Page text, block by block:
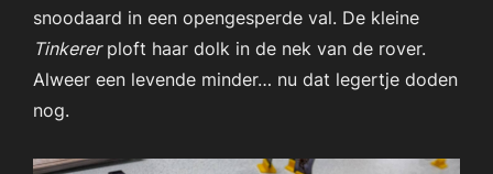
snoodaard in een opengesperde val. De kleine
Tinkererploft haar dolk in de nek van de rover.
Alweer een levende minder… nu dat legertje doden
nog.